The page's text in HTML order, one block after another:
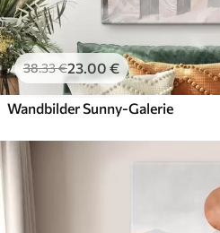
38.33€23.00 €
Wandbilder Sunny-Galerie